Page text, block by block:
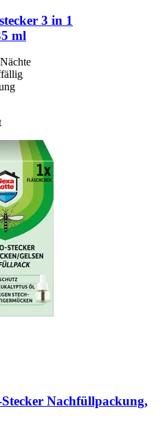
3 in 1
ml
Nachfüllpackung,